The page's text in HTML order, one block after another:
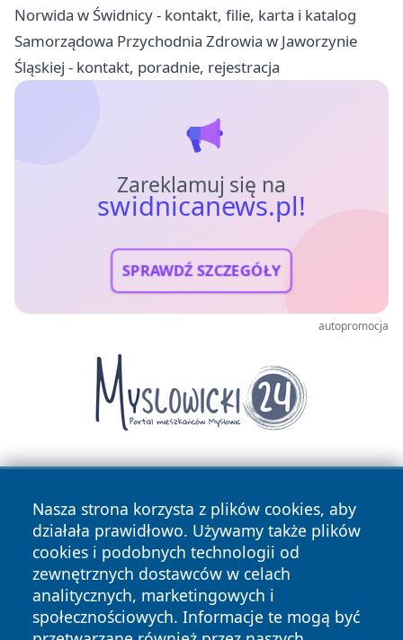
Norwida w Świdnicy - kontakt, filie, karta i katalog
Samorządowa Przychodnia Zdrowia w Jaworzynie
Śląskiej - kontakt, poradnie, rejestracja
Zareklamuj się na
swidnicanews.pl!
SPRAWDŹ SZCZEGÓŁY
autopromocja
Nasza strona korzysta z plików cookies, aby
działała prawidłowo. Używamy także plików
cookies i podobnych technologii od
zewnętrznych dostawców w celach
analitycznych, marketingowych i
społecznościowych. Informacje te mogą być
Copyright © 2026 swidnicanews.pl Wszystkie prawa
zastrzeżone.